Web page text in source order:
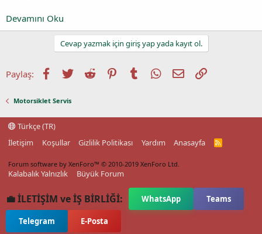
Devamını Oku
Cevap yazmak için giriş yap yada kayıt ol.
Paylaş: Facebook
TwitterReddit PinterestTumblrWhatsApp
E-postaLink
Motorsiklet Servis
Türkçe (TR)
İletişim
Koşullar Gizlilik Politikası Yardım Anasayfa
R
Forum software by XenForo™ © 2010-2019 XenForo Ltd.
Kalabalık Yalnızlık Büyük Forum
💼 İLETİŞİM ve İŞ BİRLİĞİ: WhatsApp Teams
Telegram E-Posta